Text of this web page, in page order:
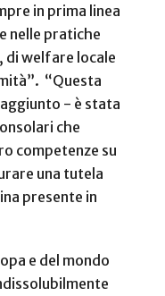
in prima linea
nelle pratiche
di welfare locale
“Questa
- è stata
che
competenze su
una tutela
presente in
e del mondo